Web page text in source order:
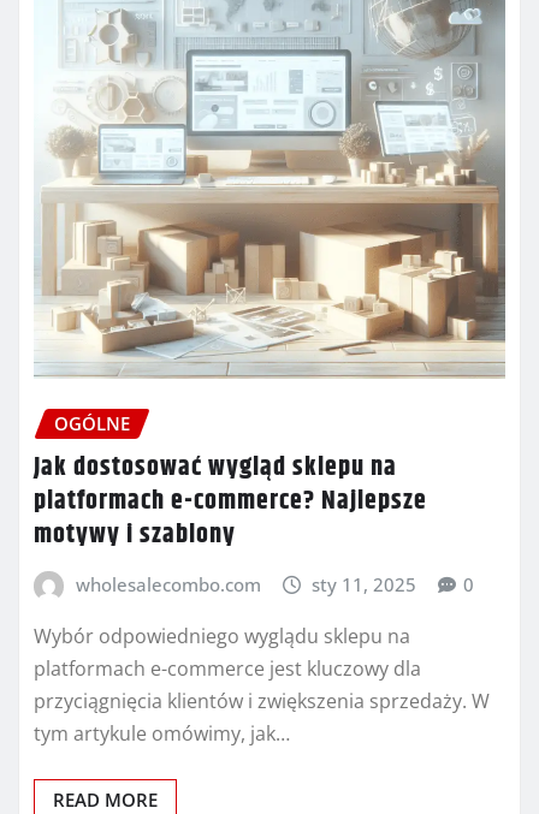
OGÓLNE
Jak dostosować wygląd sklepu na
platformach e-commerce? Najlepsze
motywy i szablony
wholesalecombo.com sty 11, 2025 0
Wybór odpowiedniego wyglądu sklepu na
platformach e-commerce jest kluczowy dla
przyciągnięcia klientów i zwiększenia sprzedaży. W
tym artykule omówimy, jak…
READ MORE